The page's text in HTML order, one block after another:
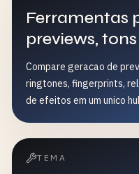
Ferramentas
previews,
Compare geracao de
ringtones, fingerprints,
de efeitos em um unico
TEMA